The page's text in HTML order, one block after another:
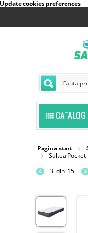
Update cookies preferences
Pagina start
Saltea
3 din 15